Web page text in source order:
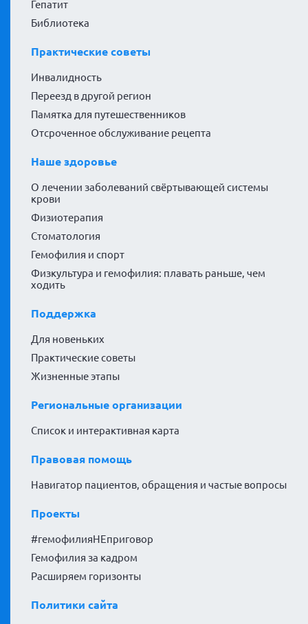
Гепатит
Библиотека
Практические советы
Инвалидность
Переезд в другой регион
Памятка для путешественников
Отсроченное обслуживание рецепта
Наше здоровье
О лечении заболеваний свёртывающей системы
крови
Физиотерапия
Стоматология
Гемофилия и спорт
Физкультура и гемофилия: плавать раньше, чем
ходить
Поддержка
Для новеньких
Практические советы
Жизненные этапы
Региональные организации
Список и интерактивная карта
Правовая помощь
Навигатор пациентов, обращения и частые вопросы
Проекты
#гемофилияНЕприговор
Гемофилия за кадром
Расширяем горизонты
Политики сайта